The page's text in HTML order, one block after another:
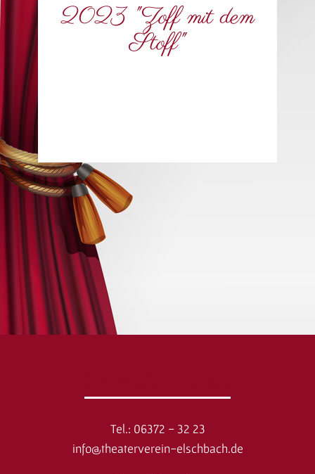
2023 "Zoff mit dem
Stoff"
Tel.: 06372 - 32 23
info@theaterverein-elschbach.de